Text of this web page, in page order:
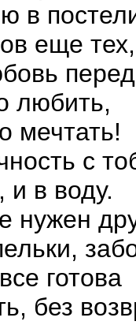
в
еще тех,
любить,
мечтать!
с
и в воду.
нужен
готова
без